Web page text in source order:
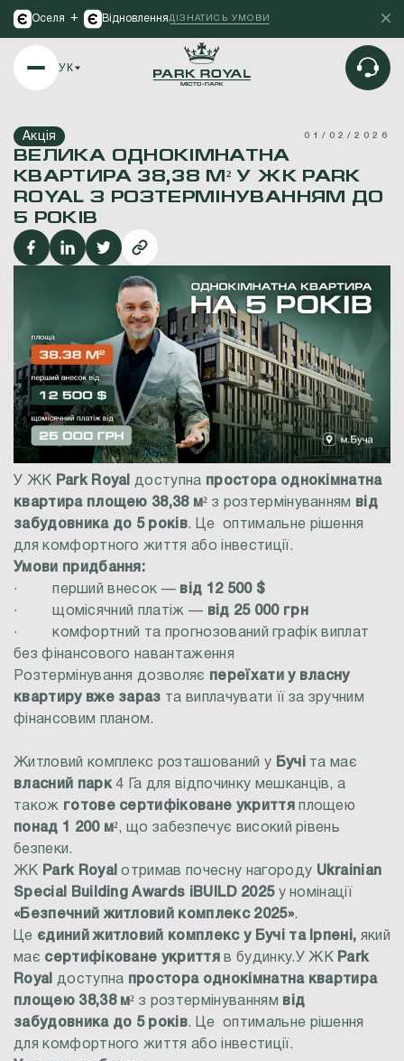
Оселя + Відновлення ДІЗНАТИСЬ УМОВИ
УК
Акція 01/02/2026
ВЕЛИКА ОДНОКІМНАТНА
КВАРТИРА 38,38 М² У ЖК PARK
ROYAL З РОЗТЕРМІНУВАННЯМ ДО
5 РОКІВ
У ЖК Park Royal доступна простора однокімнатна
квартира площею 38,38 м² з розтермінуванням
від
забудовника до 5 років. Це оптимальне рішення
для комфортного життя або інвестиції.
Умови придбання:
·
перший внесок — від 12 500 $
·
щомісячний платіж — від 25 000 грн
·
комфортний та прогнозований графік виплат
без фінансового навантаження
Розтермінування дозволяє
переїхати у власну
квартиру вже зараз та виплачувати її за зручним
фінансовим планом.
Житловий комплекс розташований у Бучі
та має
власний парк 4 Га для відпочинку мешканців, а
також готове сертифіковане укриття
площею
понад 1 200 м², що забезпечує високий рівень
безпеки.
ЖК Park Royal отримав почесну нагороду Ukrainian
Special Building Awards iBUILD 2025у номінації
«Безпечний житловий комплекс 2025».
Це єдиний житловий комплекс у Бучі та Ірпені, який
має сертифіковане укриття в будинку.У ЖК Park
Royal доступна простора однокімнатна квартира
площею 38,38 м² з розтермінуванням
від
забудовника до 5 років. Це оптимальне рішення
для комфортного життя або інвестиції.